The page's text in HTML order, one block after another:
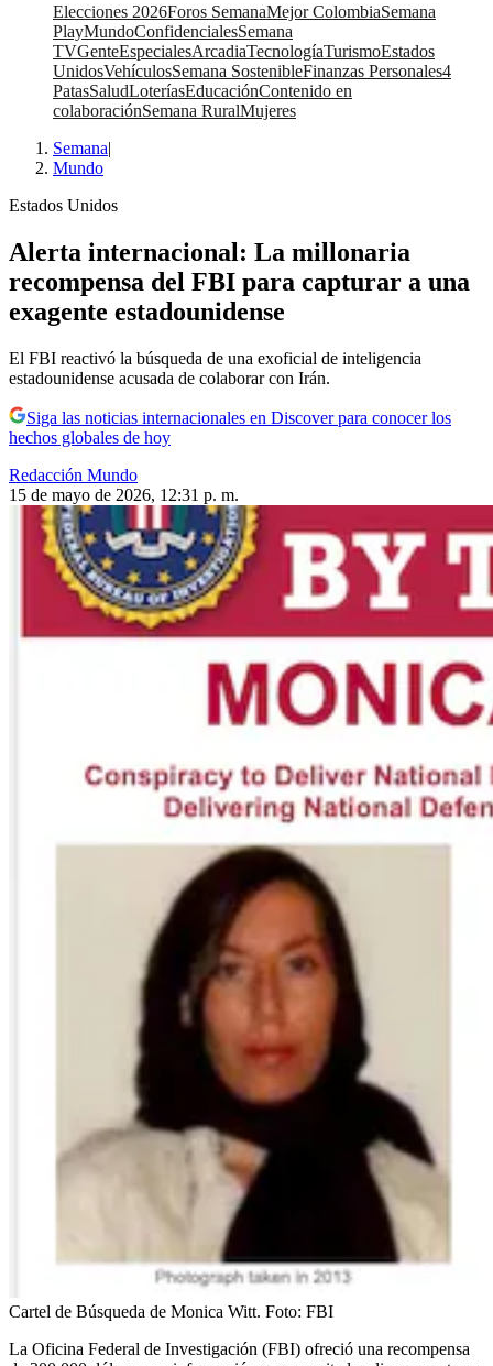
Elecciones 2026Foros SemanaMejor ColombiaSemana
PlayMundoConfidencialesSemana
TVGenteEspecialesArcadiaTecnologíaTurismoEstados
UnidosVehículosSemana SostenibleFinanzas Personales4
PatasSaludLoteríasEducaciónContenido en
colaboraciónSemana RuralMujeres
Semana|
Mundo
Estados Unidos
Alerta internacional: La millonaria
recompensa del FBI para capturar a una
exagente estadounidense
El FBI reactivó la búsqueda de una exoficial de inteligencia
estadounidense acusada de colaborar con Irán.
Siga las noticias internacionales en Discover para conocer los
hechos globales de hoy
Redacción Mundo
15 de mayo de 2026, 12:31 p. m.
Cartel de Búsqueda de Monica Witt. Foto: FBI
La Oficina Federal de Investigación (FBI) ofreció una recompensa